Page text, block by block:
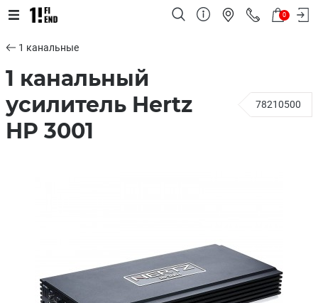
0
1 канальные
1 канальный
усилитель Hertz
HP 3001
78210500